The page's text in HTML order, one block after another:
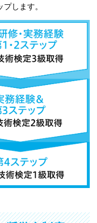
します。